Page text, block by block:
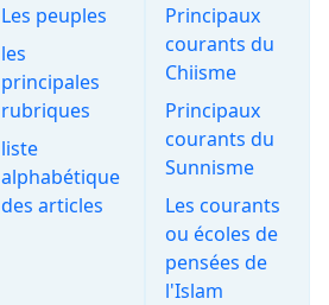
Les peuples
les
principales
rubriques
liste
alphabétique
des articles
Principaux
courants du
Chiisme
Principaux
courants du
Sunnisme
Les courants
ou écoles de
pensées de
l'Islam